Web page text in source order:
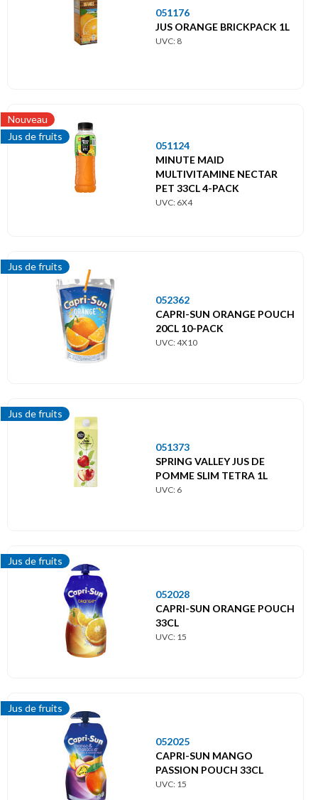
051176
JUS ORANGE BRICKPACK 1L
UVC: 8
Nouveau
Jus de fruits
051124
MINUTE MAID
MULTIVITAMINE NECTAR
PET 33CL 4-PACK
UVC: 6X4
Jus de fruits
052362
CAPRI-SUN ORANGE POUCH
20CL 10-PACK
UVC: 4X10
Jus de fruits
051373
SPRING VALLEY JUS DE
POMME SLIM TETRA 1L
UVC: 6
Jus de fruits
052028
CAPRI-SUN ORANGE POUCH
33CL
UVC: 15
Jus de fruits
052025
CAPRI-SUN MANGO
PASSION POUCH 33CL
UVC: 15